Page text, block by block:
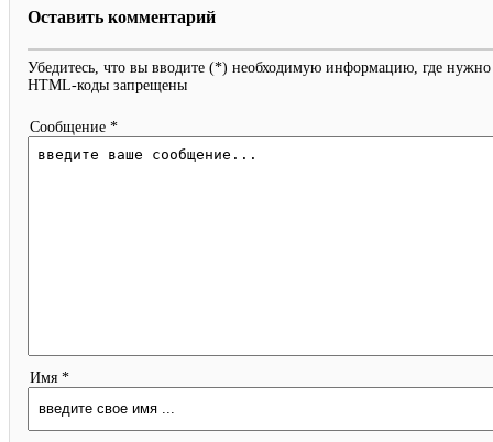
Оставить комментарий
Убедитесь, что вы вводите (*) необходимую информацию, где нужно
HTML-коды запрещены
Сообщение *
Имя *